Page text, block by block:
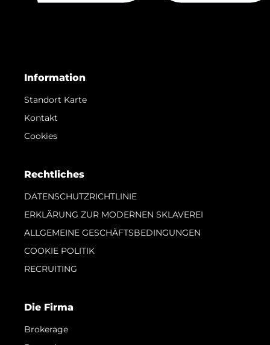
Information
Standort Karte
Kontakt
Cookies
Rechtliches
DATENSCHUTZRICHTLINIE
ERKLÄRUNG ZUR MODERNEN SKLAVEREI
ALLGEMEINE GESCHÄFTSBEDINGUNGEN
COOKIE POLITIK
RECRUITING
Die Firma
Brokerage